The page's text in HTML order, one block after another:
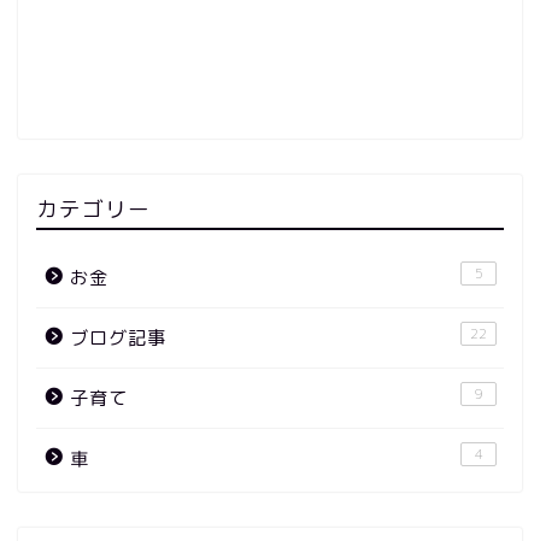
カテゴリー
お金 5
ブログ記事 22
子育て 9
車 4